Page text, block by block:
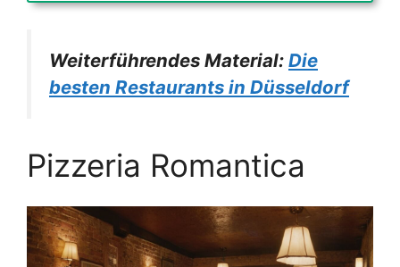
Weiterführendes Material: Die
besten Restaurants in Düsseldorf
Pizzeria Romantica